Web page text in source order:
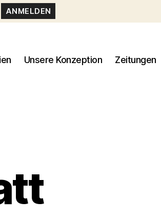
Unsere Konzeption Zeitungen